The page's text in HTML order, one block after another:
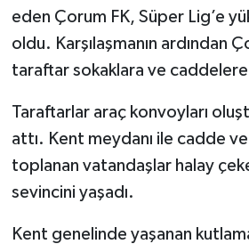
eden Çorum FK, Süper Lig’e
oldu. Karşılaşmanın ardından
taraftar sokaklara ve caddelere
Taraftarlar araç konvoyları
attı. Kent meydanı ile cadde
toplanan vatandaşlar halay
sevincini yaşadı.
Kent genelinde yaşanan